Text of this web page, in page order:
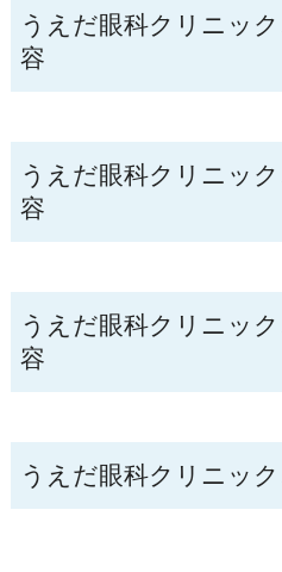
うえだ眼科クリニッ
容
うえだ眼科クリニッ
容
うえだ眼科クリニッ
容
うえだ眼科クリニッ